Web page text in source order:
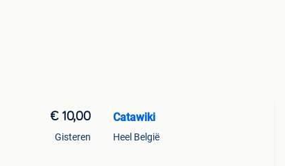
€ 10,00
Gisteren
Catawiki
Heel België